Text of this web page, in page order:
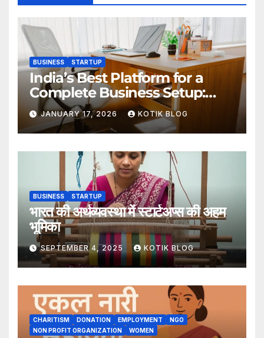
BUSINESS STARTUP
India’s Best Platform for a
Complete Business Setup:
Yuvapreneurs Launchpad
JANUARY 17, 2026 KOTIK BLOG
BUSINESS STARTUP
भारत की अर्थव्यवस्था में स्टार्टअप्स की अहम
भूमिका
SEPTEMBER 4, 2025 KOTIK BLOG
CHARITISM DONATION EMPLOYMENT
NGO
NON PROFIT ORGANIZATION
WOMEN